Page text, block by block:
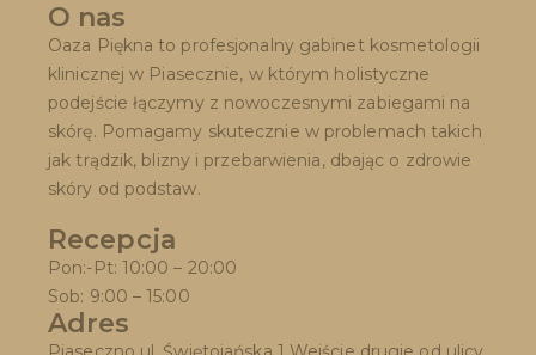
O nas
Oaza Piękna to profesjonalny gabinet kosmetologii
klinicznej w Piasecznie, w którym holistyczne
podejście łączymy z nowoczesnymi zabiegami na
skórę. Pomagamy skutecznie w problemach takich
jak trądzik, blizny i przebarwienia, dbając o zdrowie
skóry od podstaw.
Recepcja
Pon:-Pt: 10:00 – 20:00
Sob: 9:00 – 15:00
Adres